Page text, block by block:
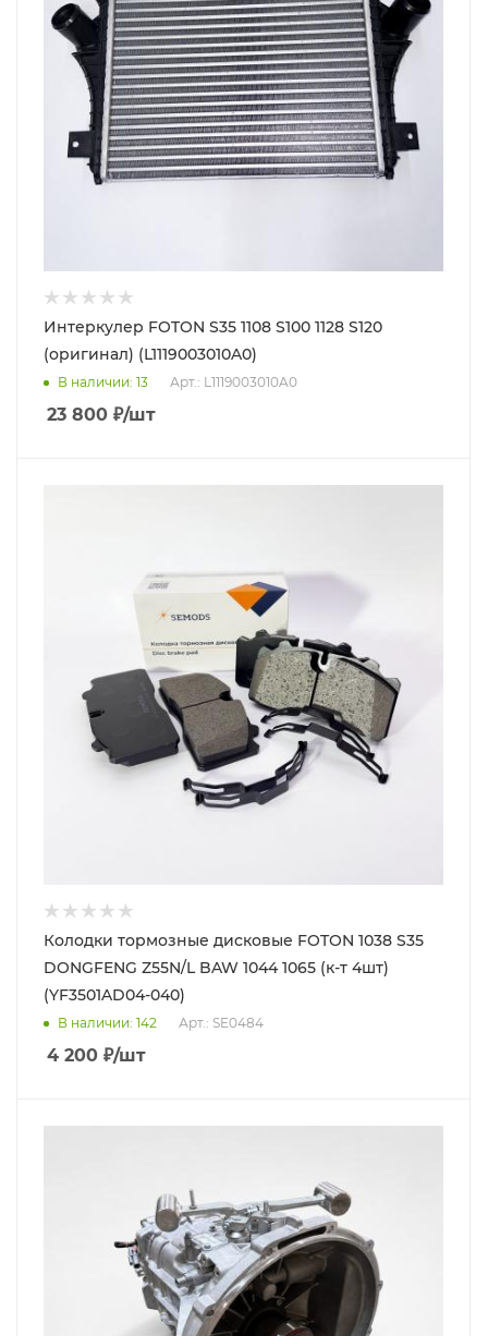
Интеркулер FOTON S35 1108 S100 1128 S120
(оригинал) (L1119003010A0)
В наличии: 13 Арт.: L1119003010A0
23 800 ₽/шт
Колодки тормозные дисковые FOTON 1038 S35
DONGFENG Z55N/L BAW 1044 1065 (к-т 4шт)
(YF3501AD04-040)
В наличии: 142 Арт.: SE0484
4 200 ₽/шт